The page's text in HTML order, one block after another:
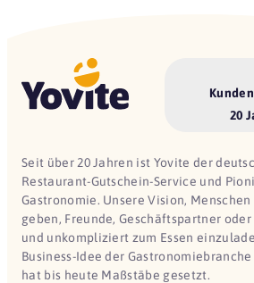
20
Seit über 20 Jahren ist Yovite der
Restaurant-Gutschein-Service und
Gastronomie. Unsere Vision,
geben, Freunde, Geschäftspartner
und unkompliziert zum Essen
Business-Idee der
hat bis heute Maßstäbe gesetzt.